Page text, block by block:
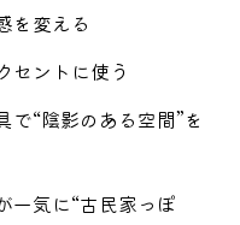
を変える
セントに使う
“陰影のある空間”を
一気に“古民家っぽ